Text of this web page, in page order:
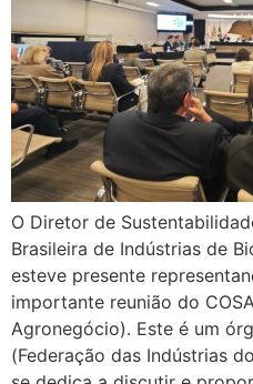
O Diretor de
Brasileira de Indústrias de
esteve presente
importante reunião do
Agronegócio). Este é um
(Federação das Indústrias